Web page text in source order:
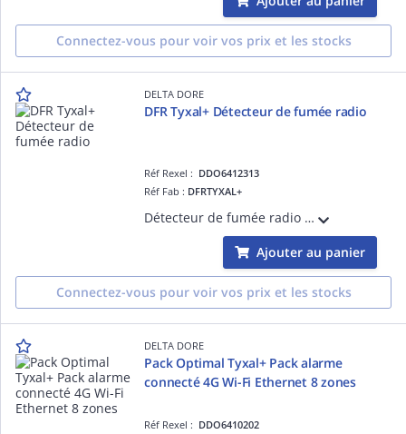
Connectez-vous pour voir vos prix et les stocks
DELTA DORE
DFR Tyxal+ Détecteur de fumée radio
Réf Rexel : DDO6412313
Réf Fab : DFRTYXAL+
Détecteur de fumée radio - Fonctionne en autonome ou directement associé à des récepteurs d'éclairage ou de volet roulant, à une centrale d'alarme ou à une box maison connectée
Ajouter au panier
Connectez-vous pour voir vos prix et les stocks
DELTA DORE
Pack Optimal Tyxal+ Pack alarme
connecté 4G Wi-Fi Ethernet 8 zones
Réf Rexel : DDO6410202